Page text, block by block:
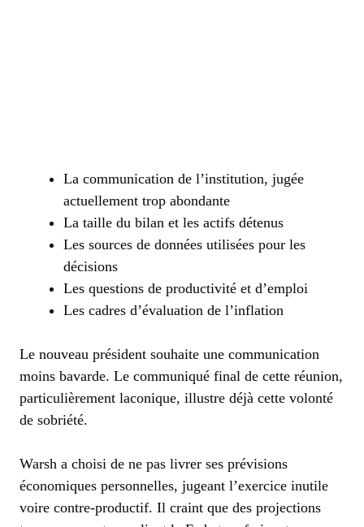
La communication de l’institution, jugée
actuellement trop abondante
La taille du bilan et les actifs détenus
Les sources de données utilisées pour les
décisions
Les questions de productivité et d’emploi
Les cadres d’évaluation de l’inflation
Le nouveau président souhaite une communication
moins bavarde. Le communiqué final de cette réunion,
particulièrement laconique, illustre déjà cette volonté
de sobriété.
Warsh a choisi de ne pas livrer ses prévisions
économiques personnelles, jugeant l’exercice inutile
voire contre-productif. Il craint que des projections